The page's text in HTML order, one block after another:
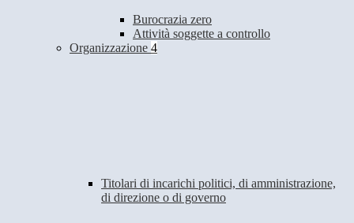
Burocrazia zero
Attività soggette a controllo
Organizzazione 4
Titolari di incarichi politici, di amministrazione,
di direzione o di governo